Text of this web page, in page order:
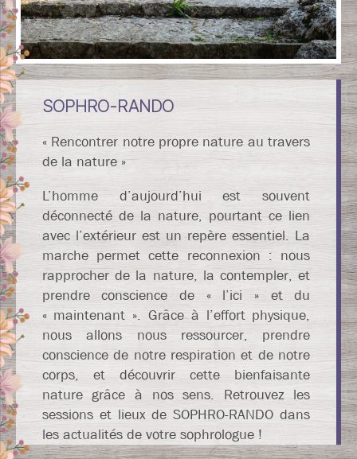
SOPHRO-RANDO
« Rencontrer notre propre nature au travers
de la nature »
L’homme d’aujourd’hui est souvent
déconnecté de la nature, pourtant ce lien
avec l’extérieur est un repère essentiel. La
marche permet cette reconnexion : nous
rapprocher de la nature, la contempler, et
prendre conscience de « l’ici » et du
« maintenant ». Grâce à l’effort physique,
nous allons nous ressourcer, prendre
conscience de notre respiration et de notre
corps, et découvrir cette bienfaisante
nature grâce à nos sens. Retrouvez les
sessions et lieux de SOPHRO-RANDO dans
les actualités de votre sophrologue !